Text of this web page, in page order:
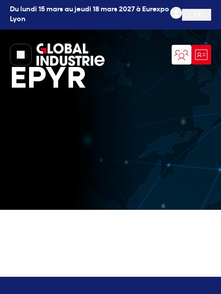
Du lundi 15 mars au jeudi 18 mars 2027 à Eurexpo
Lyon
Ouvrir
page.home
EPYR